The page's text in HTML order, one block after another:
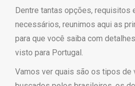
Dentre tantas opções, requisitos
necessários, reunimos aqui as
para que você saiba com
visto para Portugal.
Vamos ver quais são os tipos de